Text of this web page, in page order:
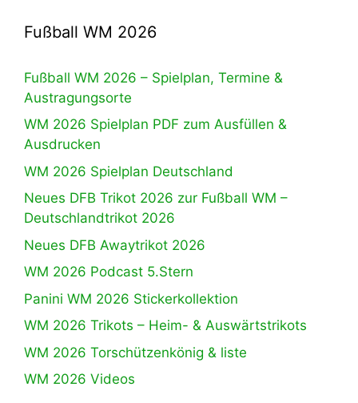
Fußball WM 2026
Fußball WM 2026 – Spielplan, Termine &
Austragungsorte
WM 2026 Spielplan PDF zum Ausfüllen &
Ausdrucken
WM 2026 Spielplan Deutschland
Neues DFB Trikot 2026 zur Fußball WM –
Deutschlandtrikot 2026
Neues DFB Awaytrikot 2026
WM 2026 Podcast 5.Stern
Panini WM 2026 Stickerkollektion
WM 2026 Trikots – Heim- & Auswärtstrikots
WM 2026 Torschützenkönig & liste
WM 2026 Videos